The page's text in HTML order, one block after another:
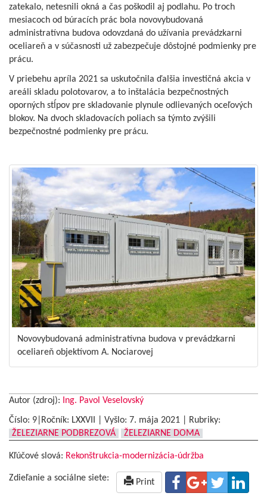
zatekalo, netesnili okná a čas poškodil aj podlahu. Po troch
mesiacoch od búracích prác bola novovybudovaná
administratívna budova odovzdaná do užívania prevádzkarni
oceliareň a v súčasnosti už zabezpečuje dôstojné podmienky pre
prácu.
V priebehu apríla 2021 sa uskutočnila ďalšia investičná akcia v
areáli skladu polotovarov, a to inštalácia bezpečnostných
oporných stĺpov pre skladovanie plynule odlievaných oceľových
blokov. Na dvoch skladovacích poliach sa týmto zvýšili
bezpečnostné podmienky pre prácu.
Novovybudovaná administratívna budova v prevádzkarni
oceliareň objektívom A. Nociarovej
Autor (zdroj): Ing. Pavol Veselovský
Číslo: 9|Ročník: LXXVII | Vyšlo: 7. mája 2021
Rubriky:
ŽELEZIARNE PODBREZOVÁ
ŽELEZIARNE DOMA
Kľúčové slová: Rekonštrukcia-modernizácia-údržba
Zdieľanie a sociálne siete: Print